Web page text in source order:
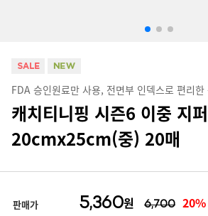
FDA 승인원료만 사용, 전면부 인덱스로 편리한
캐치티니핑 시즌6 이중 지
20cmx25cm(중) 20매
판매가 5,360원 6,700 20%